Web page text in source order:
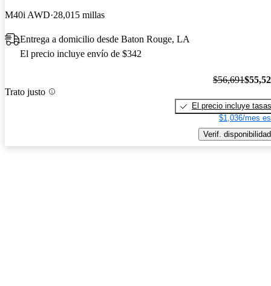
M40i AWD 28,015 millas
Entrega a domicilio desde Baton Rouge, LA
El precio incluye envío de $342
Trato justo
$56,691
El precio incluye tasas
$1,036/mes
Verif. disponibilidad